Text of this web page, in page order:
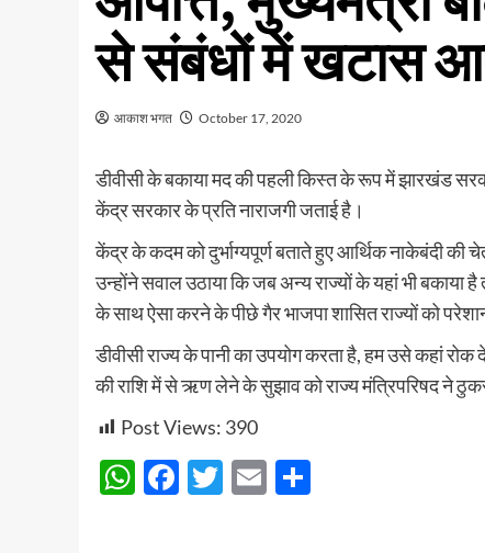
से संबंधों में खटास
आकाश भगत October 17, 2020
डीवीसी के बकाया मद की पहली किस्त के रूप में झारखंड
केंद्र सरकार के प्रति नाराजगी जताई है।
केंद्र के कदम को दुर्भाग्यपूर्ण बताते हुए आर्थिक नाकेबंदी
उन्होंने सवाल उठाया कि जब अन्य राज्यों के यहां भी
के साथ ऐसा करने के पीछे गैर भाजपा शासित राज्यों को
डीवीसी राज्य के पानी का उपयोग करता है, हम उसे कहां
की राशि में से ऋण लेने के सुझाव को राज्य मंत्रिपरिषद ने
Post Views: 390
WhatsApp
Facebook
Twitter
Email